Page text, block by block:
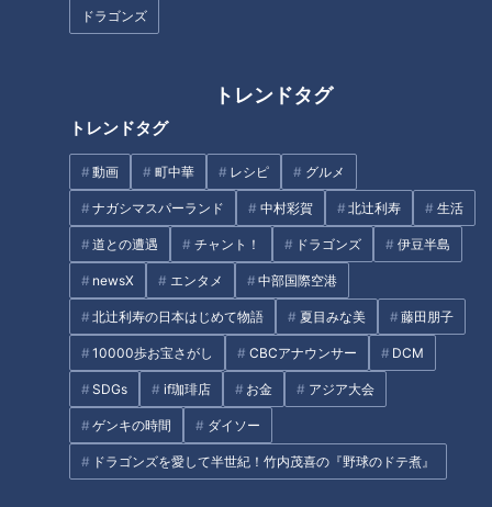
ドラゴンズ
トレンドタグ
トレンドタグ
動画 町中華 レシピ グルメ
ナガシマスパーランド 中村彩賀 北辻利寿 生活
道との遭遇 チャント！ ドラゴンズ 伊豆半島
newsX エンタメ 中部国際空港
北辻利寿の日本はじめて物語 夏目みな美 藤田朋子
10000歩お宝さがし CBCアナウンサー DCM
SDGs if珈琲店 お金 アジア大会
ゲンキの時間 ダイソー
ドラゴンズを愛して半世紀！竹内茂喜の『野球のドテ煮』
愛知・愛西市にオープン！「え
びせんべいの里」が運営する産
こどもの目線でこどもを知ろ
う！名古屋で「もっと！こども
の視展」開催中
ほぼ三重・津市だけ愛されフー
ド『はんぺい』をいただきま
す！【チャント！】
名古屋の街はこう姿を変える！
名古屋駅と栄地区の再開発に見
古屋のグルメ店。取材してわか
った並びたくなる理由とは！